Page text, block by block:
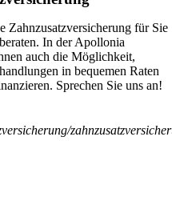
Zahnzusatzversicherung für Sie
In der Apollonia
auch die Möglichkeit,
in bequemen Raten
Sprechen Sie uns an!